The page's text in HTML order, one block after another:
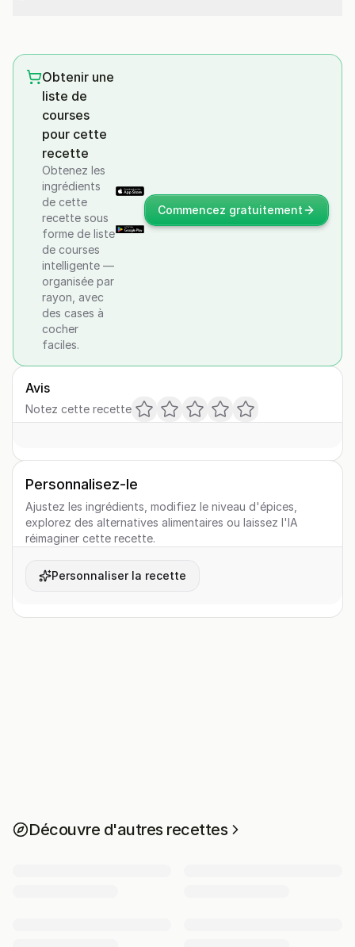
Obtenir une
liste de
courses
pour cette
recette
Obtenez les
ingrédients
de cette
recette sous
forme de liste
de courses
intelligente —
organisée par
rayon, avec
des cases à
cocher
faciles.
Commencez gratuitement
Avis
Notez cette recette
Personnalisez-le
Ajustez les ingrédients, modifiez le niveau d'épices,
explorez des alternatives alimentaires ou laissez l'IA
réimaginer cette recette.
Personnaliser la recette
Découvre d'autres recettes